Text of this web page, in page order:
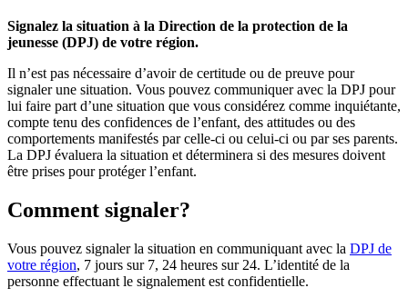
Signalez la situation à la Direction de la protection de la
jeunesse (DPJ) de votre région.
Il n’est pas nécessaire d’avoir de certitude ou de preuve pour
signaler une situation. Vous pouvez communiquer avec la DPJ pour
lui faire part d’une situation que vous considérez comme inquiétante,
compte tenu des confidences de l’enfant, des attitudes ou des
comportements manifestés par celle-ci ou celui-ci ou par ses parents.
La DPJ évaluera la situation et déterminera si des mesures doivent
être prises pour protéger l’enfant.
Comment signaler?
Vous pouvez signaler la situation en communiquant avec la DPJ de
votre région, 7 jours sur 7, 24 heures sur 24. L’identité de la
personne effectuant le signalement est confidentielle.